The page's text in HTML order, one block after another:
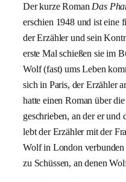
Der kurze RomanDas
erschien 1948 und ist eine
der Erzähler und sein
erste Mal schießen sie im
Wolf (fast) ums Leben
sich in Paris, der Erzähler
hatte einen Roman über
geschrieben, an der er
lebt der Erzähler mit der
Wolf in London
zu Schüssen, an denen